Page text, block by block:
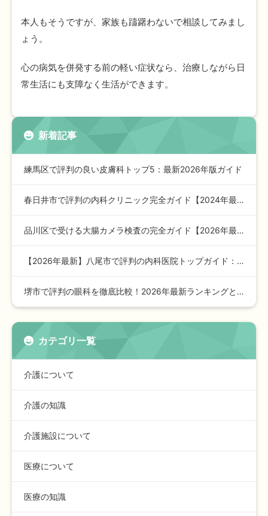
本人もそうですが、家族も躊躇わないで相談してみまし
ょう。
心の病気を併発する前の軽い症状なら、治療しながら日
常生活にも支障なく生活ができます。
新着記事
練馬区で評判の良い皮膚科トップ5：最新2026年版ガイド
春日井市で評判の内科クリニック完全ガイド【2024年最新版】…
品川区で受ける大腸カメラ検査の完全ガイド【2026年最新版】
【2026年最新】八尾市で評判の内科医院トップガイド：安心の…
堺市で評判の眼科を徹底比較！2026年最新ランキングと選び方…
カテゴリ一覧
介護について
介護の知識
介護施設について
医療について
医療の知識